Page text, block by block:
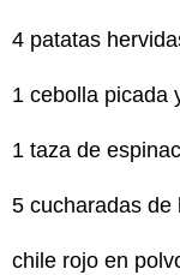
4 patatas
1 cebolla picada
1 taza de
5 cucharadas de
chile rojo en